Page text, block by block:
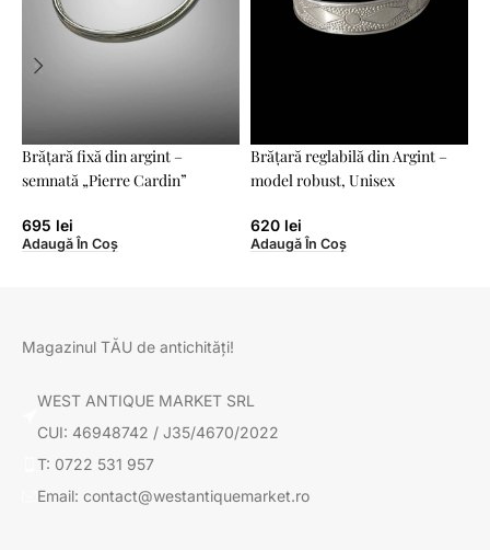
Brățară fixă din argint –
semnată „Pierre Cardin”
695 lei
Adaugă În Coș
Brățară reglabilă din Argint –
model robust, Unisex
620 lei
Adaugă În Coș
Magazinul TĂU de antichități!
WEST ANTIQUE MARKET SRL
CUI: 46948742 / J35/4670/2022
T: 0722 531 957
Email: contact@westantiquemarket.ro